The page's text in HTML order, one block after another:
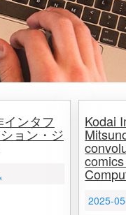
ンタフ
ョン・ジ
Kodai
2025-